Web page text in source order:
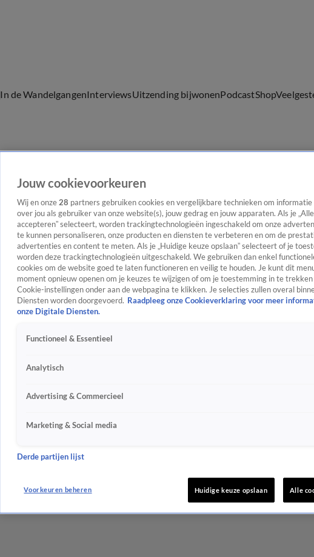
In de WandelgangenInterviewsUitzending bijwonenPodcastShop
Jouw cookievoorkeuren
Wij en onze 28 partners gebruiken cookies en vergelijkbare technieken om
over jou als gebruiker van onze website(s), jouw gedrag en jouw apparaten. Als je
accepteren” selecteert, worden trackingtechnologieën ingeschakeld om onze
te kunnen personaliseren, onze producten en diensten te verbeteren en om de
advertenties en content te meten. Als je „Huidige keuze opslaan” selecteert of je
worden deze trackingtechnologieën uitgeschakeld. We gebruiken dan enkel
cookies om de website goed te laten functioneren en veilig te houden. Je kunt dit
moment opnieuw openen om je keuzes te wijzigen of om je toestemming in te
Cookie-instellingen onder aan de webpagina te klikken. Je selecties zullen overal
Diensten worden doorgevoerd. Raadpleeg onze Cookieverklaring voor meer
onze Digitale Diensten.
Functioneel & Essentieel
Analytisch
Advertising & Commercieel
Marketing & Social media
Derde partijen lijst
Voorkeuren beheren Huidige keuze opslaan Alle